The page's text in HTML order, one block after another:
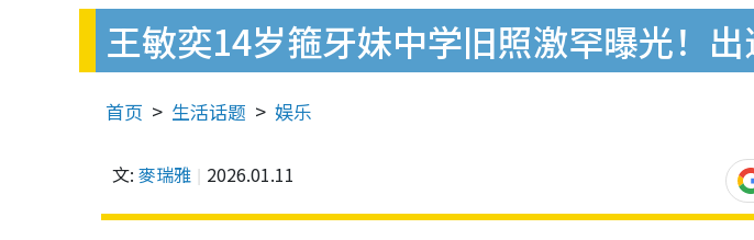
王敏奕14岁箍牙妹中学旧照激罕曝光！
首页 生活话题 娱乐
文: 麥瑞雅 2026.01.11